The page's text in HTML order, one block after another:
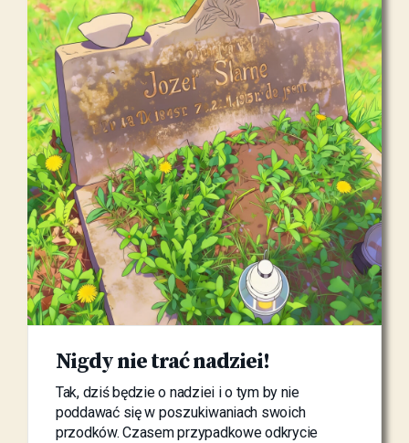
Nigdy nie trać nadziei!
Tak, dziś będzie o nadziei i o tym by nie
poddawać się w poszukiwaniach swoich
przodków. Czasem przypadkowe odkrycie